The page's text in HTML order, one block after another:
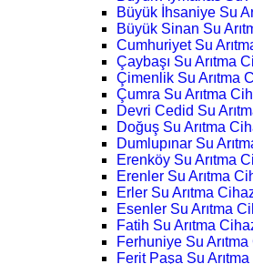
Büyük İhsaniye Su
Büyük Sinan Su
Cumhuriyet Su
Çaybaşı Su Arıtma
Çimenlik Su Arıtma
Çumra Su Arıtma
Devri Cedid Su
Doğuş Su Arıtma
Dumlupınar Su
Erenköy Su Arıtma
Erenler Su Arıtma
Erler Su Arıtma
Esenler Su Arıtma
Fatih Su Arıtma
Ferhuniye Su Arıtma
Ferit Paşa Su Arıtma